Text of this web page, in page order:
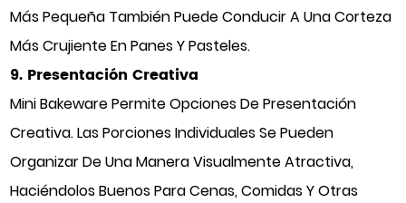
Más Pequeña También Puede Conducir A Una Corteza
Más Crujiente En Panes Y Pasteles.
9. Presentación Creativa
Mini Bakeware Permite Opciones De Presentación
Creativa. Las Porciones Individuales Se Pueden
Organizar De Una Manera Visualmente Atractiva,
Haciéndolos Buenos Para Cenas, Comidas Y Otras